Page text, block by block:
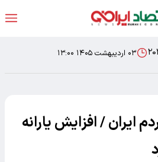
۰۳ اردیبهشت ۱۴۰۵ ۱۳:۰۰
ایران / افزایش یارانه